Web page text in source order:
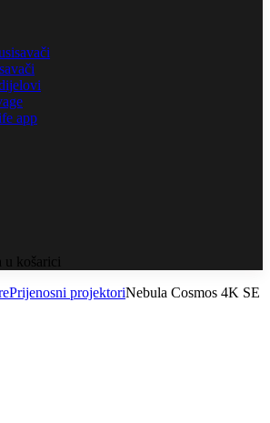
app
u košarici
Prijenosni projektoriNebula Cosmos 4K SE